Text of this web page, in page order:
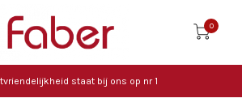
0
staat bij ons op nr 1